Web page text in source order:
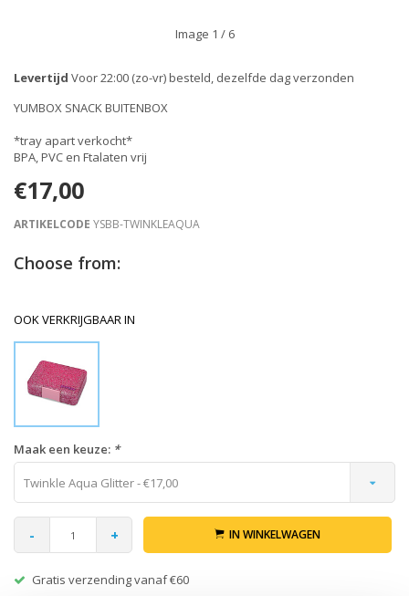
Image 1 / 6
Levertijd Voor 22:00 (zo-vr) besteld, dezelfde dag verzonden
YUMBOX SNACK BUITENBOX
*tray apart verkocht*
BPA, PVC en Ftalaten vrij
€17,00
ARTIKELCODE YSBB-TWINKLEAQUA
Choose from:
OOK VERKRIJGBAAR IN
Maak een keuze: *
Twinkle Aqua Glitter - €17,00
- + IN WINKELWAGEN
Gratis verzending vanaf €60